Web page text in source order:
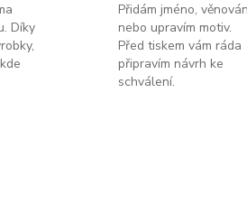
Díky
Přidám jméno,
nebo upravím motiv.
Před tiskem vám ráda
připravím návrh ke
schválení.